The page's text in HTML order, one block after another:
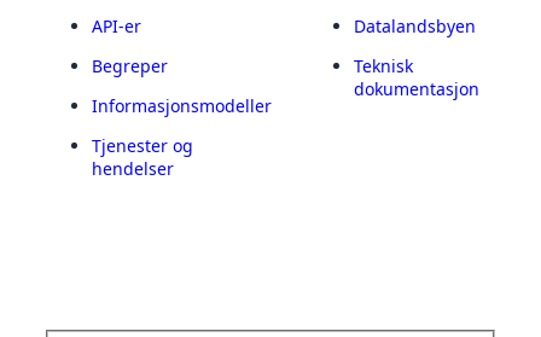
API-er
Begreper
Informasjonsmodeller
Tjenester og
hendelser
Datalandsbyen
Teknisk
dokumentasjon